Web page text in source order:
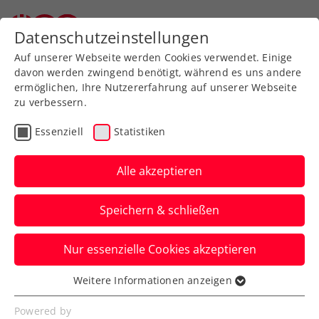
Zurück zur Newsübersicht
Turniere
ITF Murska Sobota:
Szerencsits und
Kühbauer sorgen für
doppelten rot-weiß-roten
Coup
Die BTV-Zukunftsaktien gewinnen in
Datenschutzeinstellungen
Auf unserer Webseite werden Cookies verwendet. Einige
davon werden zwingend benötigt, während es uns andere
ermöglichen, Ihre Nutzererfahrung auf unserer Webseite
zu verbessern.
Essenziell Statistiken
Alle akzeptieren
Speichern & schließen
Nur essenzielle Cookies akzeptieren
Essenziell
Essenzielle Cookies werden für grundlegende
Weitere Informationen anzeigen
Powered by